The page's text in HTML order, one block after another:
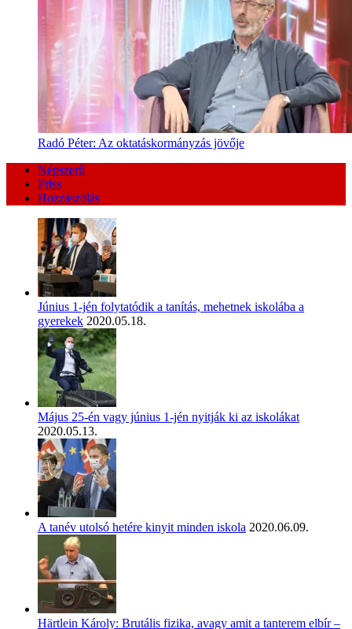
Radó Péter: Az oktatáskormányzás jövője
Népszerű
Friss
Hozzászólás
Június 1-jén folytatódik a tanítás, mehetnek iskolába a
gyerekek 2020.05.18.
Május 25-én vagy június 1-jén nyitják ki az iskolákat
2020.05.13.
A tanév utolsó hetére kinyit minden iskola 2020.06.09.
Härtlein Károly: Brutális fizika, avagy amit a tanterem elbír –